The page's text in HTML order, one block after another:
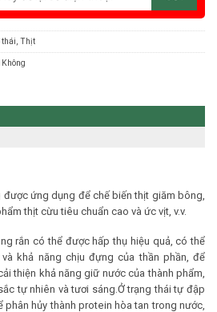
thái, Thịt
ứng dụng để chế biến thịt giăm bông,
thịt cừu tiêu chuẩn cao và ức vịt, v.v.
rắn có thể được hấp thụ hiệu quả, có thể
khả năng chịu đựng của thần phần, để
thiện khả năng giữ nước của thành phẩm,
tự nhiên và tươi sáng.Ở trạng thái tự đập
hủy thành protein hòa tan trong nước,